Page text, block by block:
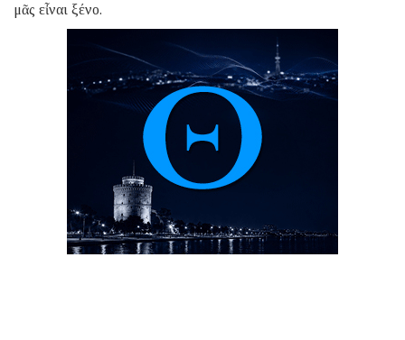
μᾶς εἶναι ξένο.